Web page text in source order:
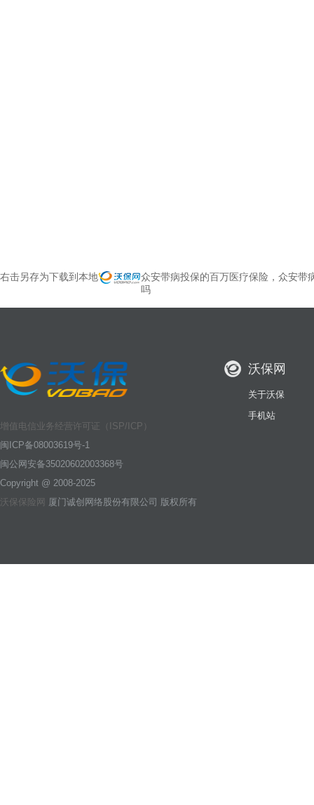
右击另存为下载到本地
众安带病投保的百万医疗保险，众安带
吗
增值电信业务经营许可证（ISP/ICP）
闽ICP备08003619号-1
闽公网安备35020602003368号
Copyright @ 2008-2025
沃保保险网 厦门诚创网络股份有限公司 版权所有
沃保网
关于沃保
手机站